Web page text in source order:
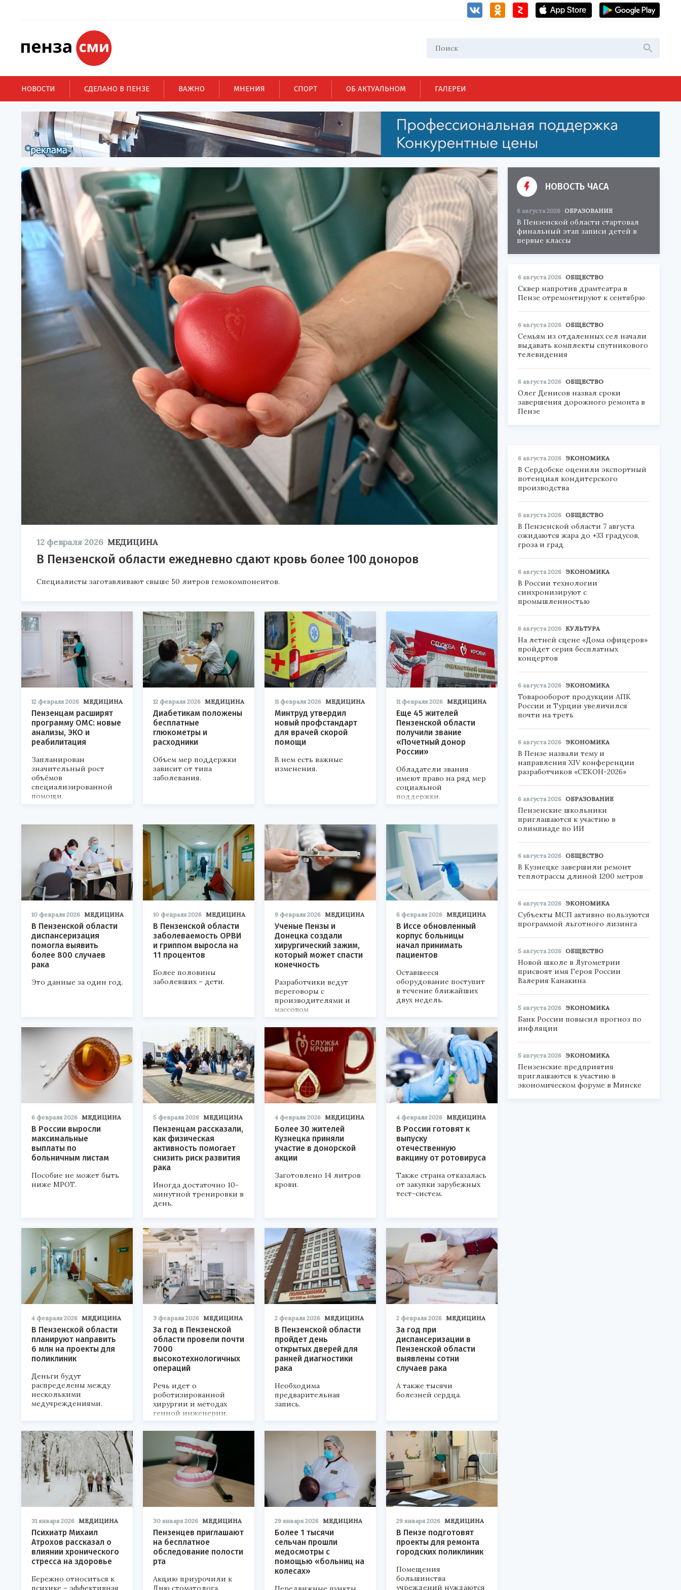
НОВОСТИ СДЕЛАНО В ПЕНЗЕ ВАЖНО МНЕНИЯ СПОРТ ОБ АКТУАЛЬНОМ ГАЛЕРЕИ
12 февраля 2026 МЕДИЦИНА
В Пензенской области ежедневно сдают кровь более 100 доноров
Специалисты заготавливают свыше 50 литров гемокомпонентов.
12 февраля 2026 МЕДИЦИНА
Пензенцам расширят
программу ОМС: новые
анализы, ЭКО и
реабилитация
Запланирован
значительный рост
объёмов
специализированной
помощи.
12 февраля 2026 МЕДИЦИНА
Диабетикам положены
бесплатные
глюкометры и
расходники
Объем мер поддержки
зависит от типа
заболевания.
11 февраля 2026 МЕДИЦИНА
Минтруд утвердил
новый профстандарт
для врачей скорой
помощи
В нем есть важные
изменения.
11 февраля 2026 МЕДИЦИНА
Еще 45 жителей
Пензенской области
получили звание
«Почетный донор
России»
Обладатели звания
имеют право на ряд мер
социальной
поддержки.
10 февраля 2026 МЕДИЦИНА
В Пензенской области
диспансеризация
помогла выявить
более 800 случаев
рака
Это данные за один год.
10 февраля 2026 МЕДИЦИНА
В Пензенской области
заболеваемость ОРВИ
и гриппом выросла на
11 процентов
Более половины
заболевших – дети.
9 февраля 2026 МЕДИЦИНА
Ученые Пензы и
Донецка создали
хирургический зажим,
который может спасти
конечность
Разработчики ведут
переговоры с
производителями и
массовом
использовании
изобретения.
6 февраля 2026 МЕДИЦИНА
В Иссе обновленный
корпус больницы
начал принимать
пациентов
Оставшееся
оборудование поступит
в течение ближайших
двух недель.
6 февраля 2026 МЕДИЦИНА
В России выросли
максимальные
выплаты по
больничным листам
Пособие не может быть
ниже МРОТ.
5 февраля 2026 МЕДИЦИНА
Пензенцам рассказали,
как физическая
активность помогает
снизить риск развития
рака
Иногда достаточно 10-
минутной тренировки в
день.
4 февраля 2026 МЕДИЦИНА
Более 30 жителей
Кузнецка приняли
участие в донорской
акции
Заготовлено 14 литров
крови.
4 февраля 2026 МЕДИЦИНА
В России готовят к
выпуску
отечественную
вакцину от ротовируса
Также страна отказалась
от закупки зарубежных
тест-систем.
4 февраля 2026 МЕДИЦИНА
В Пензенской области
планируют направить
6 млн на проекты для
поликлиник
Деньги будут
распределены между
несколькими
медучреждениями.
3 февраля 2026 МЕДИЦИНА
За год в Пензенской
области провели почти
7000
высокотехнологичных
операций
Речь идет о
роботизированной
хирургии и методах
генной инженерии.
2 февраля 2026 МЕДИЦИНА
В Пензенской области
пройдет день
открытых дверей для
ранней диагностики
рака
Необходима
предварительная
запись.
2 февраля 2026 МЕДИЦИНА
За год при
диспансеризации в
Пензенской области
выявлены сотни
случаев рака
А также тысячи
болезней сердца.
31 января 2026 МЕДИЦИНА
Психиатр Михаил
Атрохов рассказал о
влиянии хронического
стресса на здоровье
Бережно относиться к
психике – эффективная
30 января 2026 МЕДИЦИНА
Пензенцев приглашают
на бесплатное
обследование полости
рта
Акцию приурочили к
Дню стоматолога.
29 января 2026 МЕДИЦИНА
Более 1 тысячи
сельчан прошли
медосмотры с
помощью «больниц на
колесах»
29 января 2026 МЕДИЦИНА
В Пензе подготовят
проекты для ремонта
городских поликлиник
Помещения
большинства
учреждений нуждаются
НОВОСТЬ ЧАСА
6 августа 2026 ОБРАЗОВАНИЕ
В Пензенской области стартовал
финальный этап записи детей в
первые классы
6 августа 2026 ОБЩЕСТВО
Сквер напротив драмтеатра в
Пензе отремонтируют к сентябрю
6 августа 2026 ОБЩЕСТВО
Семьям из отдаленных сел начали
выдавать комплекты спутникового
телевидения
6 августа 2026 ОБЩЕСТВО
Олег Денисов назвал сроки
завершения дорожного ремонта в
Пензе
6 августа 2026 ЭКОНОМИКА
В Сердобске оценили экспортный
потенциал кондитерского
производства
6 августа 2026 ОБЩЕСТВО
В Пензенской области 7 августа
ожидаются жара до +33 градусов,
гроза и град
6 августа 2026 ЭКОНОМИКА
В России технологии
синхронизируют с
промышленностью
6 августа 2026 КУЛЬТУРА
На летней сцене «Дома офицеров»
пройдет серия бесплатных
концертов
6 августа 2026 ЭКОНОМИКА
Товарооборот продукции АПК
России и Турции увеличился
почти на треть
6 августа 2026 ЭКОНОМИКА
В Пензе назвали тему и
направления XIV конференции
разработчиков «СЕКОН-2026»
6 августа 2026 ОБРАЗОВАНИЕ
Пензенские школьники
приглашаются к участию в
олимпиаде по ИИ
6 августа 2026 ОБЩЕСТВО
В Кузнецке завершили ремонт
теплотрассы длиной 1200 метров
6 августа 2026 ЭКОНОМИКА
Субъекты МСП активно пользуются
программой льготного лизинга
5 августа 2026 ОБЩЕСТВО
Новой школе в Лугометрии
присвоят имя Героя России
Валерия Канакина
5 августа 2026 ЭКОНОМИКА
Банк России повысил прогноз по
инфляции
5 августа 2026 ЭКОНОМИКА
Пензенские предприятия
приглашаются к участию в
экономическом форуме в Минске